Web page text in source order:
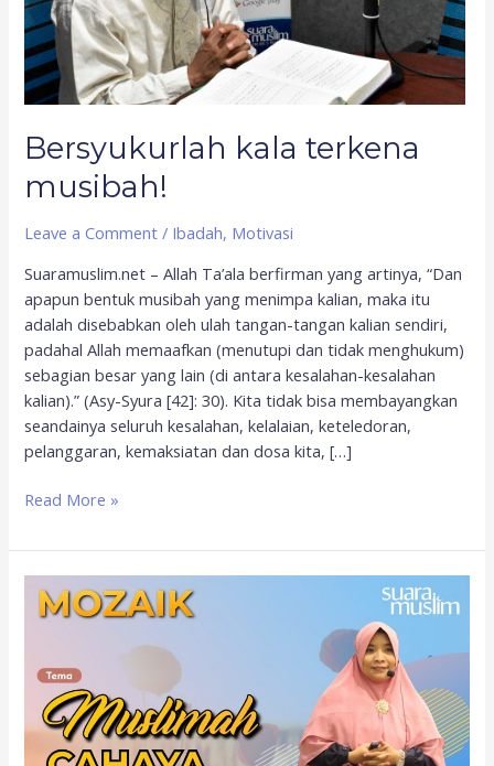
Bersyukurlah kala terkena
musibah!
Leave a Comment / Ibadah, Motivasi
Suaramuslim.net – Allah Ta’ala berfirman yang artinya, “Dan
apapun bentuk musibah yang menimpa kalian, maka itu
adalah disebabkan oleh ulah tangan-tangan kalian sendiri,
padahal Allah memaafkan (menutupi dan tidak menghukum)
sebagian besar yang lain (di antara kesalahan-kesalahan
kalian).” (Asy-Syura [42]: 30). Kita tidak bisa membayangkan
seandainya seluruh kesalahan, kelalaian, keteledoran,
pelanggaran, kemaksiatan dan dosa kita, […]
Read More »
Muslimah
Cahaya